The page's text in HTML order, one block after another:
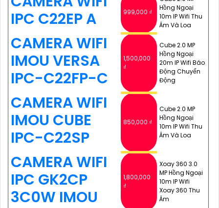
IPC C22EP A
999,000 ₫
Hồng Ngoại
10m IP Wifi Thu
Âm Và Loa
CAMERA WIFI
IMOU VERSA
IPC-C22FP-C
1,500,000
₫
Cube 2.0 MP
Hồng Ngoại
20m IP Wifi Báo
Động Chuyển
Động
CAMERA WIFI
IMOU CUBE
IPC-C22SP
850,000 ₫
Cube 2.0 MP
Hồng Ngoại
10m IP Wifi Thu
Âm Và Loa
CAMERA WIFI
IPC GK2CP
3C0W IMOU
1,800,000
₫
Xoay 360 3.0
MP Hồng Ngoại
10m IP Wifi
Xoay 360 Thu
Âm